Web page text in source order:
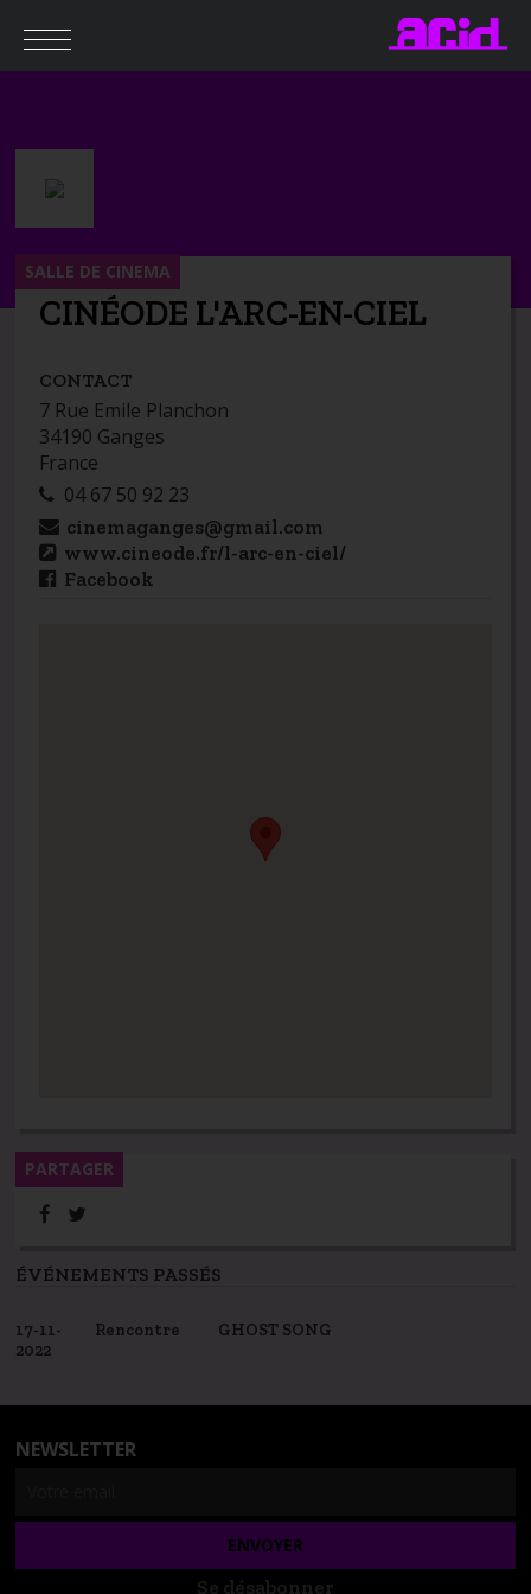
CINÉODE L'ARC-EN-CIEL
CONTACT
7 Rue Emile Planchon
34190 Ganges
France
04 67 50 92 23
cinemaganges@gmail.com
www.cineode.fr/l-arc-en-ciel/
Facebook
SALLE DE CINEMA
PARTAGER
ÉVÉNEMENTS PASSÉS
17-11-
2022
Rencontre GHOST SONG
NEWSLETTER
Se désabonner